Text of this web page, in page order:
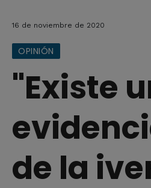
16 de noviembre de 2020
OPINIÓN
"Existe
de la